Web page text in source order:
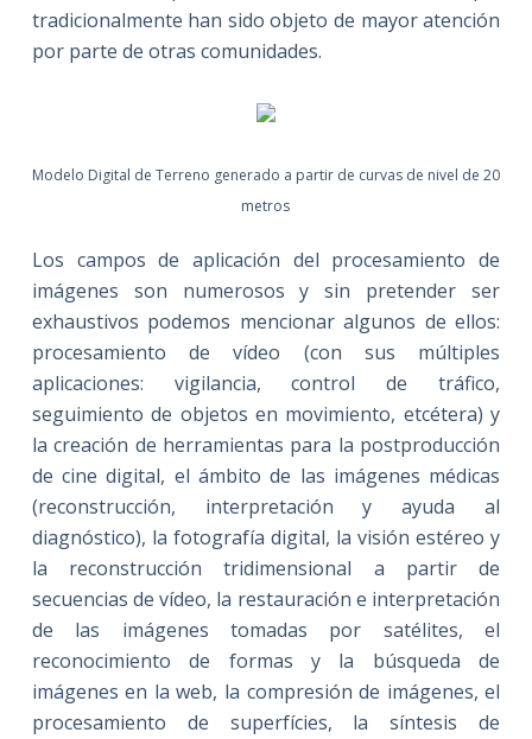
tradicionalmente han sido objeto de mayor atención
por parte de otras comunidades.
Modelo Digital de Terreno generado a partir de curvas de nivel de 20
metros
Los campos de aplicación del procesamiento de
imágenes son numerosos y sin pretender ser
exhaustivos podemos mencionar algunos de ellos:
procesamiento de vídeo (con sus múltiples
aplicaciones: vigilancia, control de tráfico,
seguimiento de objetos en movimiento, etcétera) y
la creación de herramientas para la postproducción
de cine digital, el ámbito de las imágenes médicas
(reconstrucción, interpretación y ayuda al
diagnóstico), la fotografía digital, la visión estéreo y
la reconstrucción tridimensional a partir de
secuencias de vídeo, la restauración e interpretación
de las imágenes tomadas por satélites, el
reconocimiento de formas y la búsqueda de
imágenes en la web, la compresión de imágenes, el
procesamiento de superfícies, la síntesis de